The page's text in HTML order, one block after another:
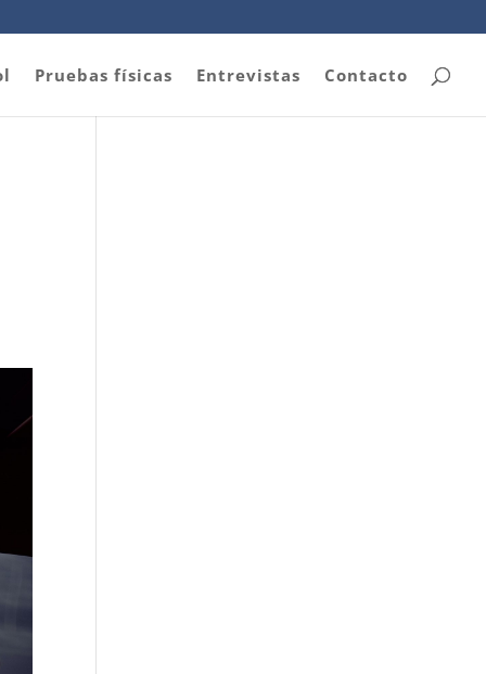
Pruebas físicas Entrevistas Contacto